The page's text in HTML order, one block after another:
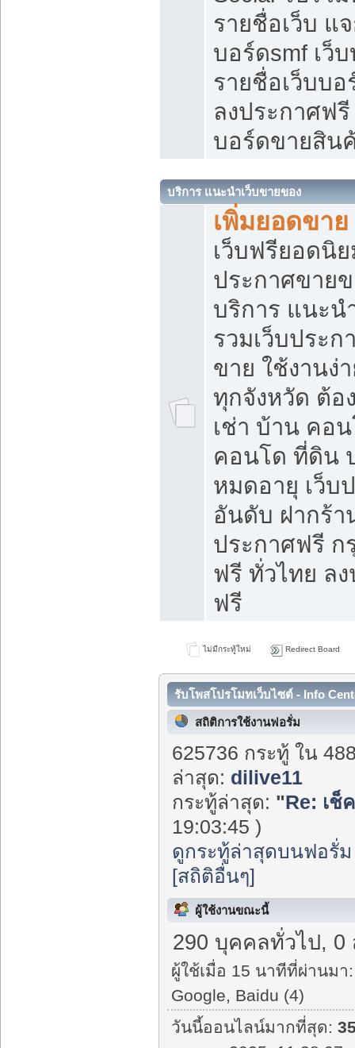
รายชื่อเว็บ แ
บอร์ดsmf เว็
รายชื่อเว็บบ
ลงประกาศฟรี
บอร์ดขายสิน
บริการ แนะนำเว็บขายของ
เพิ่มยอดขา
เว็บฟรียอดนิ
ประกาศขาย
บริการ แนะน
รวมเว็บประก
ขาย ใช้งานง่
ทุกจังหวัด ต้อ
เช่า บ้าน คอ
คอนโด ที่ดิน
หมดอายุ เว็บ
อันดับ ฝากร้า
ประกาศฟรี ก
ฟรี ทั่วไทย ล
ฟรี
ไม่มีกระทู้ใหม่ Redirect Board
รับโพสโปรโมทเว็บไซต์ - Info
สถิติการใช้งานฟอรั่ม
625736 กระทู้ ใน
ล่าสุด: dilive11
กระทู้ล่าสุด: "Re: เช็
19:03:45 )
ดูกระทู้ล่าสุดบนฟอรั่ม
[สถิติอื่นๆ]
ผู้ใช้งานขณะนี้
290 บุคคลทั่วไป, 0
ผู้ใช้เมื่อ 15 นาทีที่ผ่านมา:
Google, Baidu (4)
วันนี้ออนไลน์มากที่สุด: